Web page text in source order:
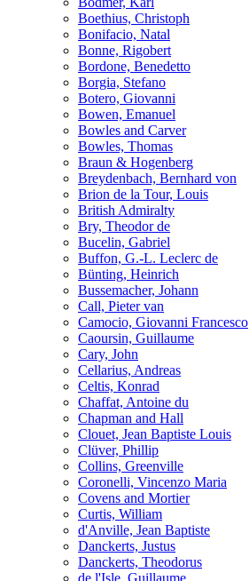
Boethius, Christoph
Bonifacio, Natal
Bonne, Rigobert
Bordone, Benedetto
Borgia, Stefano
Botero, Giovanni
Bowen, Emanuel
Bowles and Carver
Bowles, Thomas
Braun & Hogenberg
Breydenbach, Bernhard von
Brion de la Tour, Louis
British Admiralty
Bry, Theodor de
Bucelin, Gabriel
Buffon, G.-L. Leclerc de
Bünting, Heinrich
Bussemacher, Johann
Call, Pieter van
Camocio, Giovanni Francesco
Caoursin, Guillaume
Cary, John
Cellarius, Andreas
Celtis, Konrad
Chaffat, Antoine du
Chapman and Hall
Clouet, Jean Baptiste Louis
Clüver, Phillip
Collins, Greenville
Coronelli, Vincenzo Maria
Covens and Mortier
Curtis, William
d'Anville, Jean Baptiste
Danckerts, Justus
Danckerts, Theodorus
de l'Isle, Guillaume